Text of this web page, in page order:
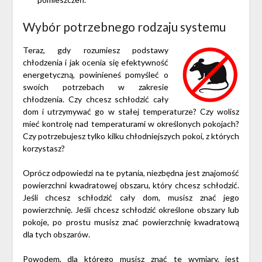
Wybór potrzebnego rodzaju systemu
Teraz, gdy rozumiesz podstawy
chłodzenia i jak ocenia się efektywność
energetyczną, powinieneś pomyśleć o
swoich potrzebach w zakresie
chłodzenia. Czy chcesz schłodzić cały
dom i utrzymywać go w stałej temperaturze? Czy wolisz
mieć kontrolę nad temperaturami w określonych pokojach?
Czy potrzebujesz tylko kilkuchłodniejszych pokoi, z których
korzystasz?
Oprócz odpowiedzi na te pytania, niezbędna jest znajomość
powierzchni kwadratowej obszaru, który chcesz schłodzić.
Jeśli chcesz schłodzić cały dom, musisz znać jego
powierzchnię. Jeśli chcesz schłodzić określone obszary lub
pokoje, po prostu musisz znać powierzchnię kwadratową
dla tych obszarów.
Powodem, dla którego musisz znać te wymiary, jest